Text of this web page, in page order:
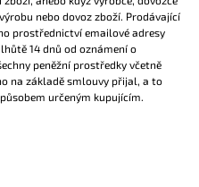
nebo dovoz zboží. Prodávající
prostřednictví emailové adresy
14 dnů od oznámení o
peněžní prostředky včetně
na základě smlouvy přijal, a to
určeným kupujícím.